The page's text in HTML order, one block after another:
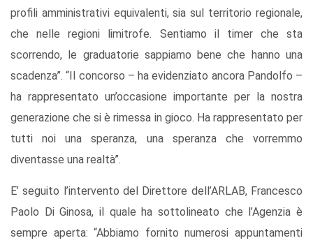
profili amministrativi equivalenti, sia sul territorio regionale,
che nelle regioni limitrofe. Sentiamo il timer che sta
scorrendo, le graduatorie sappiamo bene che hanno una
scadenza”. “Il concorso – ha evidenziato ancora Pandolfo –
ha rappresentato un’occasione importante per la nostra
generazione che si è rimessa in gioco. Ha rappresentato per
tutti noi una speranza, una speranza che vorremmo
diventasse una realtà”.
E’ seguito l’intervento del Direttore dell’ARLAB, Francesco
Paolo Di Ginosa, il quale ha sottolineato che l’Agenzia è
sempre aperta: “Abbiamo fornito numerosi appuntamenti